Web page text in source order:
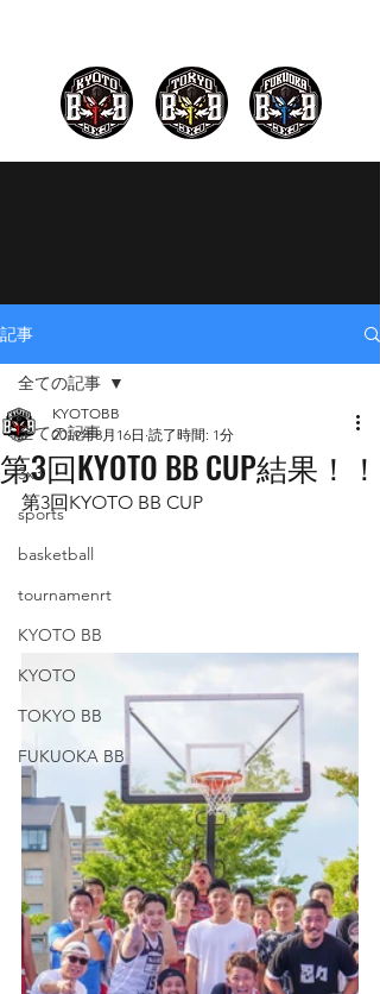
記事
全ての記事
3x3
sports
basketball
tournamenrt
KYOTO BB
KYOTO
TOKYO BB
FUKUOKA BB
全ての記事
第3回KYOTO BB CUP結果！！
KYOTOBB
2019年8月16日 読了時間: 1分
第3回KYOTO BB CUP